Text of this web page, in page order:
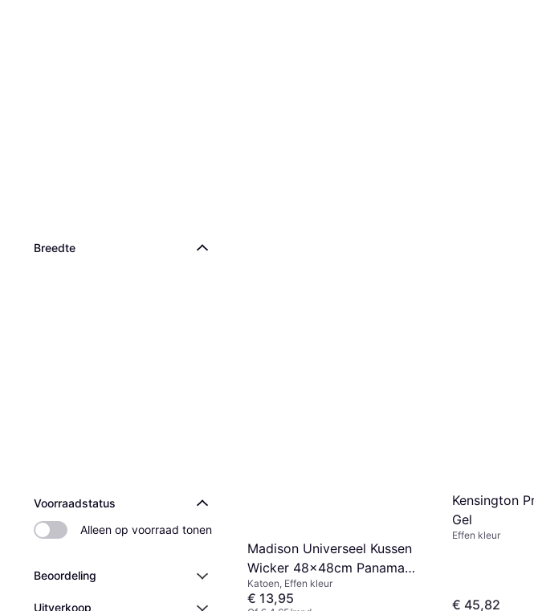
Breedte
Voorraadstatus
Alleen op voorraad tonen
Beoordeling
Uitverkoop
Madison Universeel Kussen
Wicker 48x48cm Panama
Groen
Katoen, Effen kleur
€ 13,95
Kensington
Gel
Effen kleur
€ 45,82